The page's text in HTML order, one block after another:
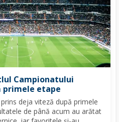
Campionatului
primele etape
deja viteză după primele
de până acum au arătat